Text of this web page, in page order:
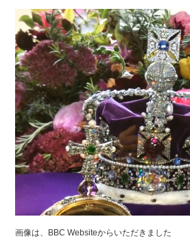
画像は、BBC Websiteからいただきました